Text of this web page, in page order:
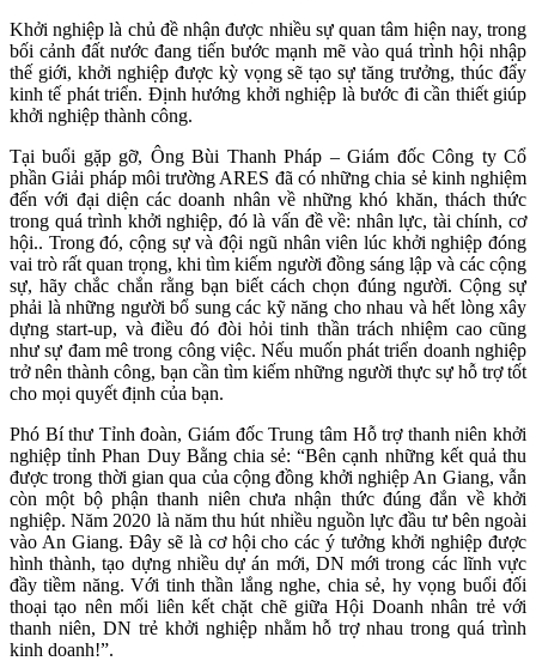
Khởi nghiệp là chủ đề nhận được nhiều sự quan tâm hiện nay, trong
bối cảnh đất nước đang tiến bước mạnh mẽ vào quá trình hội nhập
thế giới, khởi nghiệp được kỳ vọng sẽ tạo sự tăng trưởng, thúc đẩy
kinh tế phát triển. Định hướng khởi nghiệp là bước đi cần thiết giúp
khởi nghiệp thành công.
Tại buổi gặp gỡ, Ông Bùi Thanh Pháp – Giám đốc Công ty Cổ
phần Giải pháp môi trường ARES đã có những chia sẻ kinh nghiệm
đến với đại diện các doanh nhân về những khó khăn, thách thức
trong quá trình khởi nghiệp, đó là vấn đề về: nhân lực, tài chính, cơ
hội.. Trong đó, cộng sự và đội ngũ nhân viên lúc khởi nghiệp đóng
vai trò rất quan trọng, khi tìm kiếm người đồng sáng lập và các cộng
sự, hãy chắc chắn rằng bạn biết cách chọn đúng người. Cộng sự
phải là những người bổ sung các kỹ năng cho nhau và hết lòng xây
dựng start-up, và điều đó đòi hỏi tinh thần trách nhiệm cao cũng
như sự đam mê trong công việc. Nếu muốn phát triển doanh nghiệp
trở nên thành công, bạn cần tìm kiếm những người thực sự hỗ trợ tốt
cho mọi quyết định của bạn.
Phó Bí thư Tỉnh đoàn, Giám đốc Trung tâm Hỗ trợ thanh niên khởi
nghiệp tỉnh Phan Duy Bằng chia sẻ: “Bên cạnh những kết quả thu
được trong thời gian qua của cộng đồng khởi nghiệp An Giang, vẫn
còn một bộ phận thanh niên chưa nhận thức đúng đắn về khởi
nghiệp. Năm 2020 là năm thu hút nhiều nguồn lực đầu tư bên ngoài
vào An Giang. Đây sẽ là cơ hội cho các ý tưởng khởi nghiệp được
hình thành, tạo dựng nhiều dự án mới, DN mới trong các lĩnh vực
đầy tiềm năng. Với tinh thần lắng nghe, chia sẻ, hy vọng buổi đối
thoại tạo nên mối liên kết chặt chẽ giữa Hội Doanh nhân trẻ với
thanh niên, DN trẻ khởi nghiệp nhằm hỗ trợ nhau trong quá trình
kinh doanh!”.